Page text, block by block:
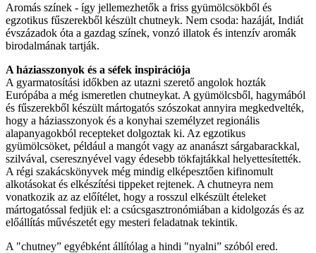
Aromás színek - így jellemezhetők a friss gyümölcsökből és
egzotikus fűszerekből készült chutneyk. Nem csoda: hazáját, Indiát
évszázadok óta a gazdag színek, vonzó illatok és intenzív aromák
birodalmának tartják.
A háziasszonyok és a séfek inspirációja
A gyarmatosítási időkben az utazni szerető angolok hozták
Európába a még ismeretlen chutneykat. A gyümölcsből, hagymából
és fűszerekből készült mártogatós szószokat annyira megkedvelték,
hogy a háziasszonyok és a konyhai személyzet regionális
alapanyagokból recepteket dolgoztak ki. Az egzotikus
gyümölcsöket, például a mangót vagy az ananászt sárgabarackkal,
szilvával, cseresznyével vagy édesebb tökfajtákkal helyettesítették.
A régi szakácskönyvek még mindig elképesztően kifinomult
alkotásokat és elkészítési tippeket rejtenek. A chutneyra nem
vonatkozik az az előítélet, hogy a rosszul elkészült ételeket
mártogatóssal fedjük el: a csúcsgasztronómiában a kidolgozás és az
előállítás művészetét egy mesteri feladatnak tekintik.
A "chutney” egyébként állítólag a hindi "nyalni” szóból ered.